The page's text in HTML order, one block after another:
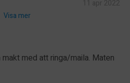
Visa mer
med att ringa/maila. Maten